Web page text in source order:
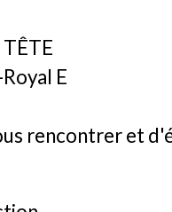
E
rencontrer et